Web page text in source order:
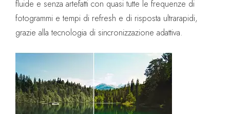
fluide e senza artefatti con quasi tutte le frequenze di
fotogrammi e tempi di refresh e di risposta ultrarapidi,
grazie alla tecnologia di sincronizzazione adattiva.